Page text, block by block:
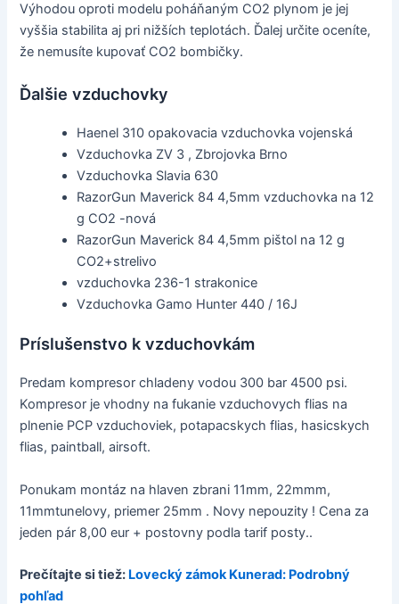
Výhodou oproti modelu poháňaným CO2 plynom je jej
vyššia stabilita aj pri nižších teplotách. Ďalej určite oceníte,
že nemusíte kupovať CO2 bombičky.
Ďalšie vzduchovky
Haenel 310 opakovacia vzduchovka vojenská
Vzduchovka ZV 3 , Zbrojovka Brno
Vzduchovka Slavia 630
RazorGun Maverick 84 4,5mm vzduchovka na 12
g CO2 -nová
RazorGun Maverick 84 4,5mm pištol na 12 g
CO2+strelivo
vzduchovka 236-1 strakonice
Vzduchovka Gamo Hunter 440 / 16J
Príslušenstvo k vzduchovkám
Predam kompresor chladeny vodou 300 bar 4500 psi.
Kompresor je vhodny na fukanie vzduchovych flias na
plnenie PCP vzduchoviek, potapacskych flias, hasicskych
flias, paintball, airsoft.
Ponukam montáz na hlaven zbrani 11mm, 22mmm,
11mmtunelovy, priemer 25mm . Novy nepouzity ! Cena za
jeden pár 8,00 eur + postovny podla tarif posty..
Prečítajte si tiež: Lovecký zámok Kunerad: Podrobný
pohľad